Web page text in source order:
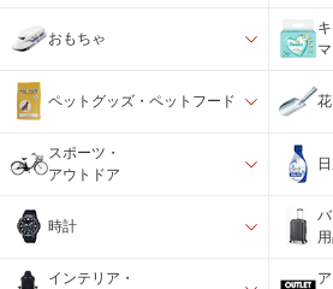
おもちゃ
ペットグッズ・ペットフード
スポーツ・
アウトドア
時計
インテリア・